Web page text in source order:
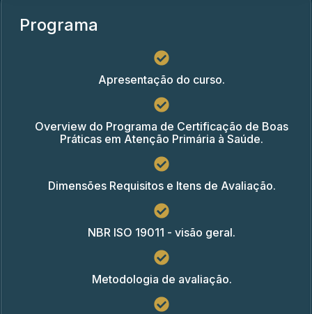
Programa
Apresentação do curso.
Overview do Programa de Certificação de Boas
Práticas em Atenção Primária à Saúde.
Dimensões Requisitos e Itens de Avaliação.
NBR ISO 19011 - visão geral.
Metodologia de avaliação.